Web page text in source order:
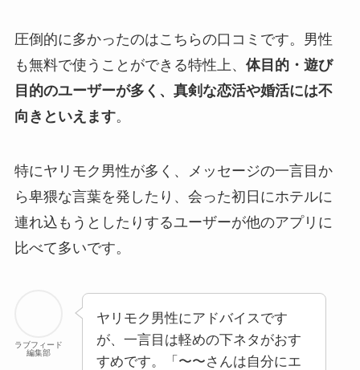
圧倒的に多かったのはこちらの口コミです。男性
も無料で使うことができる特性上、 体目的・遊び
目的のユーザーが多く、真剣な恋活や婚活には不
向きといえます。
特にヤリモク男性が多く、メッセージの一言目か
ら卑猥な言葉を発したり、会った初日にホテルに
連れ込もうとしたりするユーザーが他のアプリに
比べて多いです。
ラブフィード
編集部
ヤリモク男性にアドバイスです
が、一言目は軽めの下ネタがおす
すめです。「〜〜さんは自分にエ